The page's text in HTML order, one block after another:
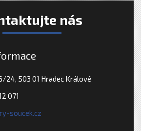
nás
24, 503 01 Hradec Králové
071
soucek.cz